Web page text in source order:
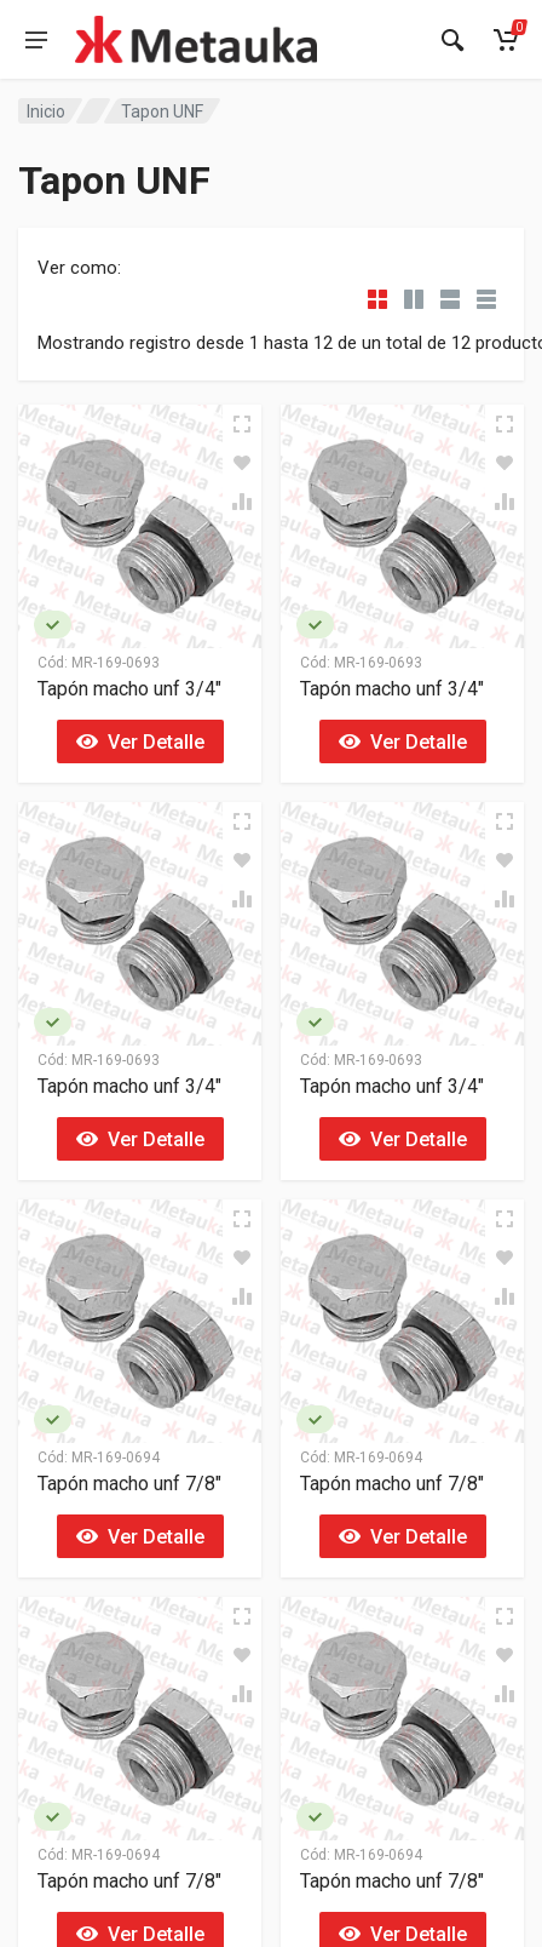
0
Inicio Tapon UNF
Tapon UNF
Ver como:
Mostrando registro desde 1 hasta 12 de un total de 12
Cód: MR-169-0693
Tapón macho unf 3/4"
Ver Detalle
Cód: MR-169-0693
Tapón macho unf 3/4"
Ver Detalle
Cód: MR-169-0693
Tapón macho unf 3/4"
Ver Detalle
Cód: MR-169-0693
Tapón macho unf 3/4"
Ver Detalle
Cód: MR-169-0694
Tapón macho unf 7/8"
Ver Detalle
Cód: MR-169-0694
Tapón macho unf 7/8"
Ver Detalle
Cód: MR-169-0694
Tapón macho unf 7/8"
Ver Detalle
Cód: MR-169-0694
Tapón macho unf 7/8"
Ver Detalle